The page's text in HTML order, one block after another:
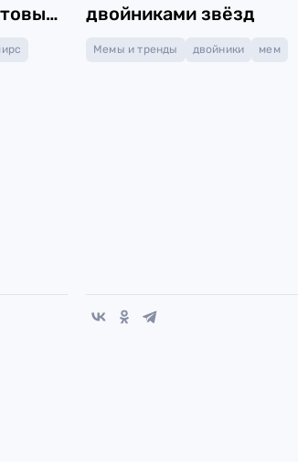
двойниками звёзд
Мемы и тренды двойники мем